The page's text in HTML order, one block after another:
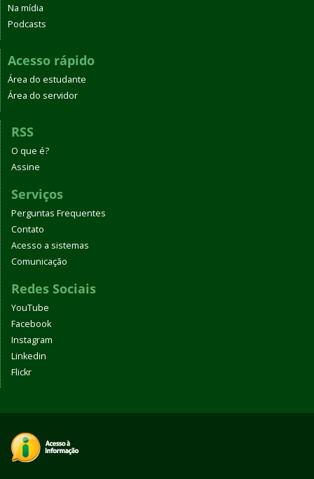
Na mídia
Podcasts
Acesso rápido
Área do estudante
Área do servidor
RSS
O que é?
Assine
Serviços
Perguntas Frequentes
Contato
Acesso a sistemas
Comunicação
Redes Sociais
YouTube
Facebook
Instagram
Linkedin
Flickr